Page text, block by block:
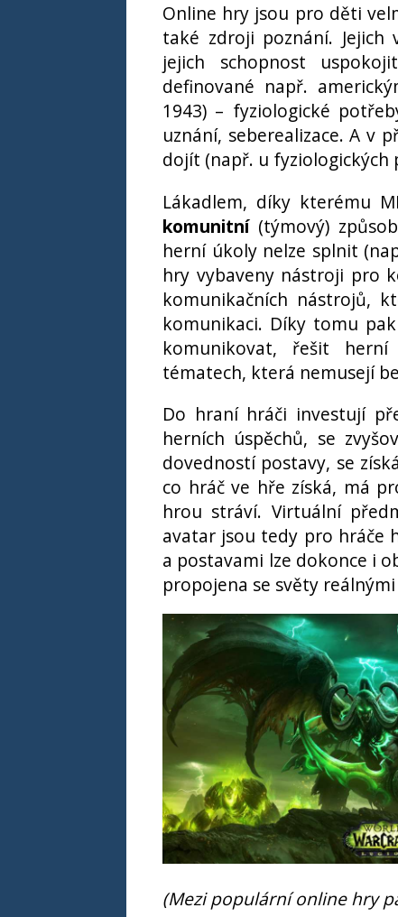
Online hry jsou pro děti
také zdroji poznání. Jejich
jejich schopnost
definované např.
1943) – fyziologické
uznání, seberealizace. A v
dojít (např. u fyziologických
Lákadlem, díky kterému
komunitní (týmový)
herní úkoly nelze splnit
hry vybaveny nástroji pro
komunikačních nástrojů,
komunikaci. Díky tomu
komunikovat, řešit
tématech, která nemusejí
Do hraní hráči investují
herních úspěchů, se
dovedností postavy, se
co hráč ve hře získá, má
hrou stráví. Virtuální
avatar jsou tedy pro hráče
a postavami lze dokonce i
propojena se světy reálnými
(Mezi populární online hry